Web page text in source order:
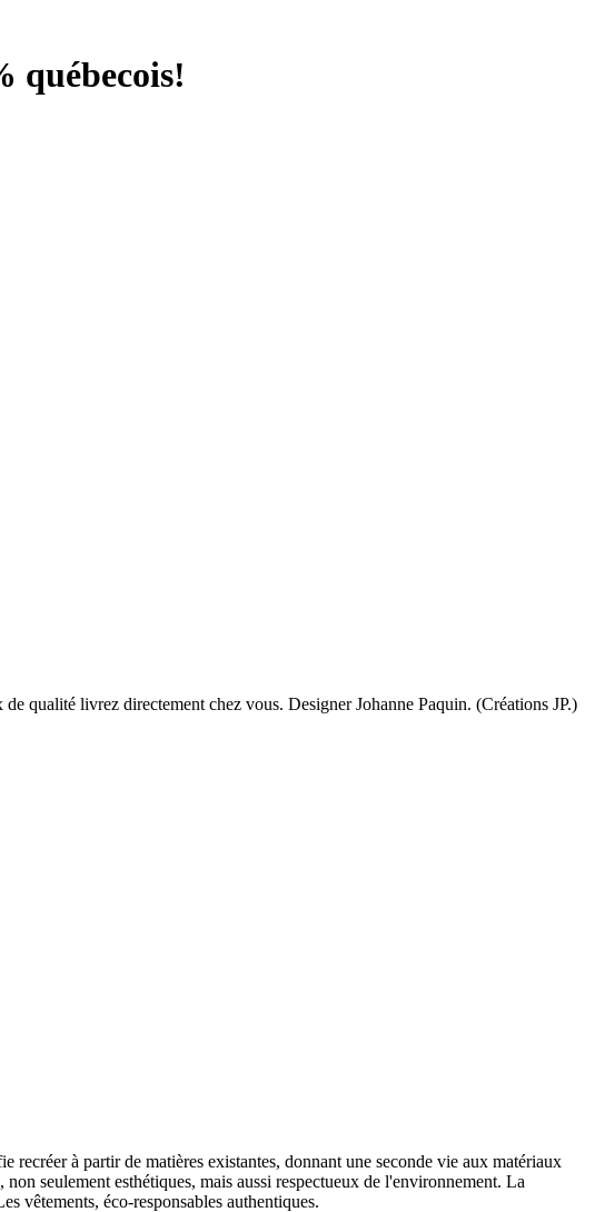
québecois!
à partir de matières existantes, donnant une seconde vie aux matériaux
seulement esthétiques, mais aussi respectueux de l'environnement. La
vêtements, éco-responsables authentiques.